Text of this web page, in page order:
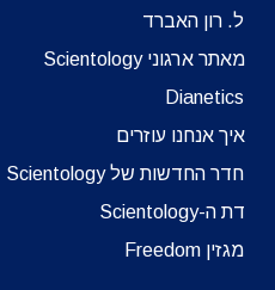
ל. רון האברד
מאתר ארגוני Scientology
Dianetics
איך אנחנו עוזרים
חדר החדשות של Scientology
דת ה-Scientology
מגזין Freedom